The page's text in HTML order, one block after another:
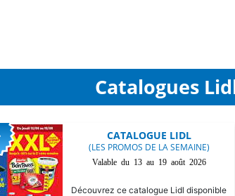
Catalogues
CATALOGUE LIDL
(LES PROMOS DE LA SEMAINE)
Valable du 13 au 19 août 2026
Découvrez ce catalogue Lidl disponible